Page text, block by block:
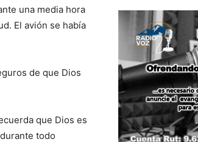
una media hora
El avión se había
de que Dios
que Dios es
todo